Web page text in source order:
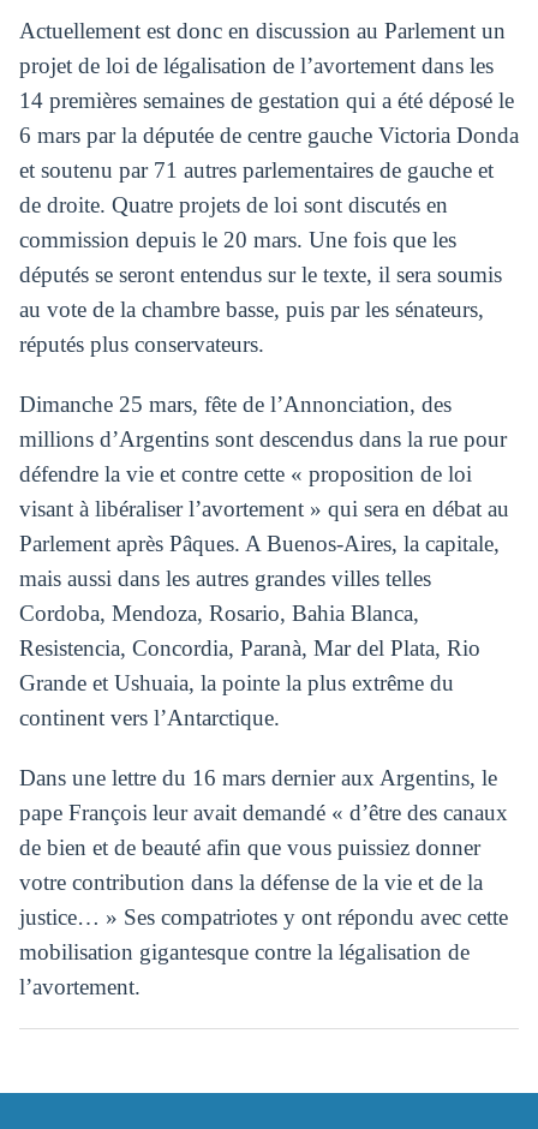
Actuellement est donc en discussion au Parlement un
projet de loi de légalisation de l’avortement dans les
14 premières semaines de gestation qui a été déposé le
6 mars par la députée de centre gauche Victoria Donda
et soutenu par 71 autres parlementaires de gauche et
de droite. Quatre projets de loi sont discutés en
commission depuis le 20 mars. Une fois que les
députés se seront entendus sur le texte, il sera soumis
au vote de la chambre basse, puis par les sénateurs,
réputés plus conservateurs.
Dimanche 25 mars, fête de l’Annonciation, des
millions d’Argentins sont descendus dans la rue pour
défendre la vie et contre cette « proposition de loi
visant à libéraliser l’avortement » qui sera en débat au
Parlement après Pâques. A Buenos-Aires, la capitale,
mais aussi dans les autres grandes villes telles
Cordoba, Mendoza, Rosario, Bahia Blanca,
Resistencia, Concordia, Paranà, Mar del Plata, Rio
Grande et Ushuaia, la pointe la plus extrême du
continent vers l’Antarctique.
Dans une lettre du 16 mars dernier aux Argentins, le
pape François leur avait demandé « d’être des canaux
de bien et de beauté afin que vous puissiez donner
votre contribution dans la défense de la vie et de la
justice… » Ses compatriotes y ont répondu avec cette
mobilisation gigantesque contre la légalisation de
l’avortement.